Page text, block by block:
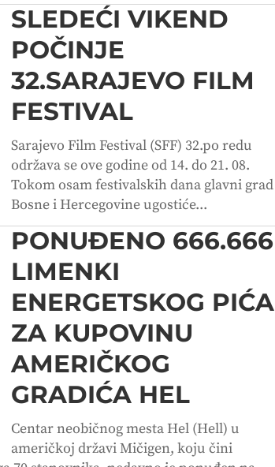
SLEDEĆI VIKEND
POČINJE
32.SARAJEVO FILM
FESTIVAL
Sarajevo Film Festival (SFF) 32.po redu
održava se ove godine od 14. do 21. 08.
Tokom osam festivalskih dana glavni grad
Bosne i Hercegovine ugostiće...
PONUĐENO 666.666
LIMENKI
ENERGETSKOG PIĆA
ZA KUPOVINU
AMERIČKOG
GRADIĆA HEL
Centar neobičnog mesta Hel (Hell) u
američkoj državi Mičigen, koju čini